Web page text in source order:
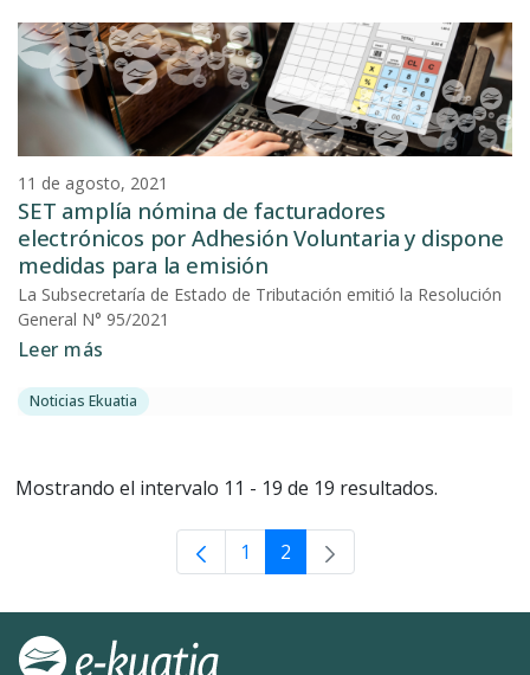
11 de agosto, 2021
SET amplía nómina de facturadores
electrónicos por Adhesión Voluntaria y dispone
medidas para la emisión
La Subsecretaría de Estado de Tributación emitió la Resolución
General N° 95/2021
Leer más
Noticias Ekuatia
Mostrando el intervalo 11 - 19 de 19 resultados.
1 2